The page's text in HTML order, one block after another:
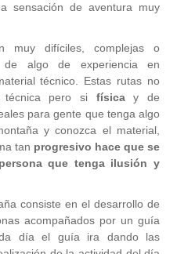
sensación de aventura muy
muy difíciles, complejas o
de algo de experiencia en
técnico. Estas rutas no
técnica pero si físicay de
para gente que tenga algo
y conozca el material,
tan progresivo hace que se
que tenga ilusión y
consiste en el desarrollo de
acompañados por un guía
día el guía ira dando las